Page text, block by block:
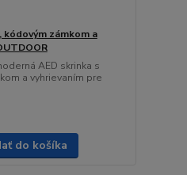
kódovým zámkom a
AED skrinka s
a vyhrievaním pre
do košíka